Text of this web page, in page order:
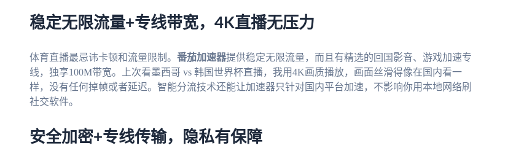
稳定无限流量+专线带宽，4K直播无压力
体育直播最忌讳卡顿和流量限制。 番茄加速器提供稳定无限流量，而且有精选的回国影音、游戏加速专
线，独享100M带宽。上次看墨西哥 vs 韩国世界杯直播，我用4K画质播放，画面丝滑得像在国内看一
样，没有任何掉帧或者延迟。智能分流技术还能让加速器只针对国内平台加速，不影响你用本地网络刷
社交软件。
安全加密+专线传输，隐私有保障